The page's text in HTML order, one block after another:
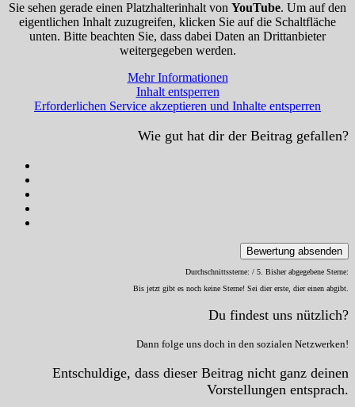
Sie sehen gerade einen Platzhalterinhalt von YouTube. Um auf den
eigentlichen Inhalt zuzugreifen, klicken Sie auf die Schaltfläche
unten. Bitte beachten Sie, dass dabei Daten an Drittanbieter
weitergegeben werden.
Mehr Informationen
Inhalt entsperren
Erforderlichen Service akzeptieren und Inhalte entsperren
Wie gut hat dir der Beitrag gefallen?
Bewertung absenden
Durchschnittssterne: / 5. Bisher abgegebene Sterne:
Bis jetzt gibt es noch keine Sterne! Sei dier erste, dier einen abgibt.
Du findest uns nützlich?
Dann folge uns doch in den sozialen Netzwerken!
Entschuldige, dass dieser Beitrag nicht ganz deinen
Vorstellungen entsprach.